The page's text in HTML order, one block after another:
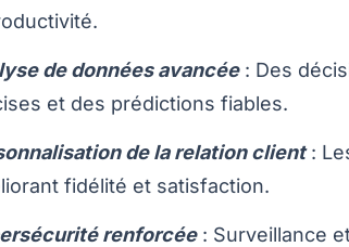
de données avancée: Des
et des prédictions fiables.
de la relation client:
fidélité et satisfaction.
renforcée: Surveillance